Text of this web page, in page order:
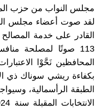
مجلس النواب من حزب
لقد صوت أعضاء مجلس
113 صوتًا لمصلحة
المحافظين نَحَّوْا
بكفاءة ريشي سوناك ذي
الطبقة الرأسمالية،